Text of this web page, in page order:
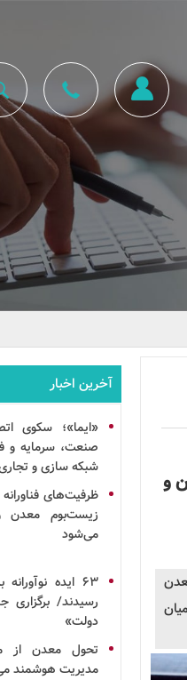
و
آخرین اخبار
«ایما»؛ سکوی
صنعت،سرمایه و
شبکه سازیو
ظرفیت‌های
زیست‌بوم معدن
می‌شود
۶۳ ایده
رسیدند/ برگزاری
دولت»
تحول معدن از
مدیریت هوشمند